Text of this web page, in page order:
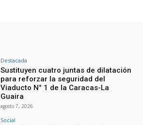
Destacada
Sustituyen cuatro juntas de dilatación
para reforzar la seguridad del
Viaducto N° 1 de la Caracas-La
Guaira
agosto 7, 2026
Social